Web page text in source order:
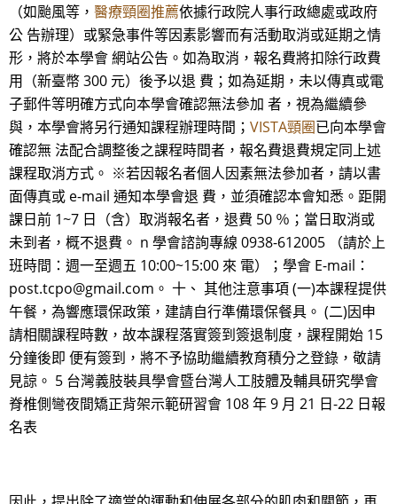
（如颱風等， 醫療頸圈推薦依據行政院人事行政總處或政府
公 告辦理）或緊急事件等因素影響而有活動取消或延期之情
形，將於本學會 網站公告。如為取消，報名費將扣除行政費
用（新臺幣 300 元）後予以退 費；如為延期，未以傳真或電
子郵件等明確方式向本學會確認無法參加 者，視為繼續參
與，本學會將另行通知課程辦理時間； VISTA頸圈已向本學會
確認無 法配合調整後之課程時間者，報名費退費規定同上述
課程取消方式。 ※若因報名者個人因素無法參加者，請以書
面傳真或 e-mail 通知本學會退 費，並須確認本會知悉。距開
課日前 1~7 日（含）取消報名者，退費 50 ％；當日取消或
未到者，概不退費。 n 學會諮詢專線 0938-612005 （請於上
班時間：週一至週五 10:00~15:00 來 電）；學會 E-mail：
post.tcpo@gmail.com。 十、 其他注意事項 (一)本課程提供
午餐，為響應環保政策，建請自行準備環保餐具。 (二)因申
請相關課程時數，故本課程落實簽到簽退制度，課程開始 15
分鐘後即 便有簽到，將不予協助繼續教育積分之登錄，敬請
見諒。 5 台灣義肢裝具學會暨台灣人工肢體及輔具研究學會
脊椎側彎夜間矯正背架示範研習會 108 年 9 月 21 日-22 日報
名表